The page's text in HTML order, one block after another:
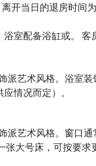
开当日的退房时间为
室配备浴缸或。
派艺术风格。浴室
情况而定）。
派艺术风格。窗口
大号床，可按要求